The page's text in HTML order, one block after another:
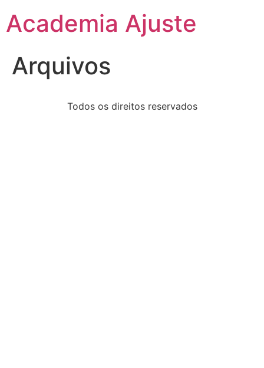
Academia Ajuste
Arquivos
Todos os direitos reservados